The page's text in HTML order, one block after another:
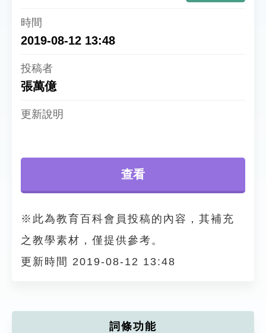
2019-08-12 13:48
查看
張萬億
※此為教育百科會員投稿的內容，其補充
之教學素材，僅提供參考。
更新時間 2019-08-12 13:48
詞條功能